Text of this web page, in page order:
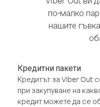
по-малко
нашите
Кредитни пакети
Кредитът за Viber Out
при закупуване на
кредит можете да се